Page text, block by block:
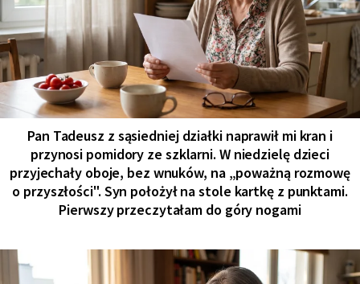
Pan Tadeusz z sąsiedniej działki naprawił mi kran i
przynosi pomidory ze szklarni. W niedzielę dzieci
przyjechały oboje, bez wnuków, na „poważną rozmowę
o przyszłości". Syn położył na stole kartkę z punktami.
Pierwszy przeczytałam do góry nogami